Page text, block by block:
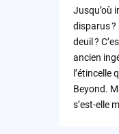
Jusqu’où
disparus ?
deuil ?
ancien
l’étincelle
Beyond.
s’est-elle